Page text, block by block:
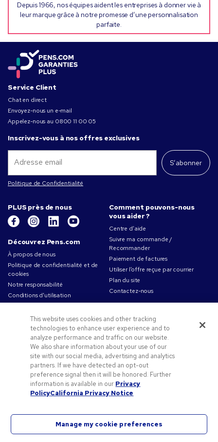
Depuis 1966, nos équipes aident les entreprises à donner vie à
leur marque grâce à notre promesse d’une personnalisation
parfaite.
Service Client
Chat en direct
Envoyez-nous un e-mail
Appelez-nous au 0800 11 00 05
Inscrivez-vous à nos offres exclusives
S’abonner
Politique de Confidentialité
PLUS près de nous
Découvrez Pens.com
À propos de nous
Politique de confidentialité et de
cookies
Notre responsabilité
Conditions d'utilisation
Travailler chez Pens.com
Offres et ressources
Objets publicitaires
Codes promo & coupons
Conseils de création
Comment pouvons-nous
vous aider ?
Centre d’aide
Suivre ma commande /
Recommander
Paiement de factures
Utiliser l’offre reçue par courrier
Plan du site
Contactez-nous
©2026 National Pen Company. Tous droits réservés. Pens.com et
son logo sont des marques déposées de National Pen Company.
This website uses cookies and other tracking
technologies to enhance user experience and to
analyze performance and traffic on our website.
We also share information about your use of our
site with our social media, advertising and analytics
partners. If we have detected an opt-out
preference signal then it will be honored. Further
information is available in our Privacy
PolicyCalifornia Privacy Notice
Manage my cookie preferences